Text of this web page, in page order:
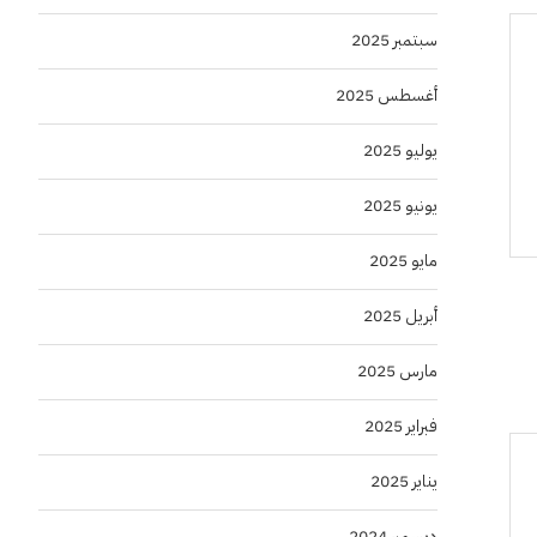
سبتمبر 2025
أغسطس 2025
يوليو 2025
يونيو 2025
مايو 2025
أبريل 2025
مارس 2025
فبراير 2025
يناير 2025